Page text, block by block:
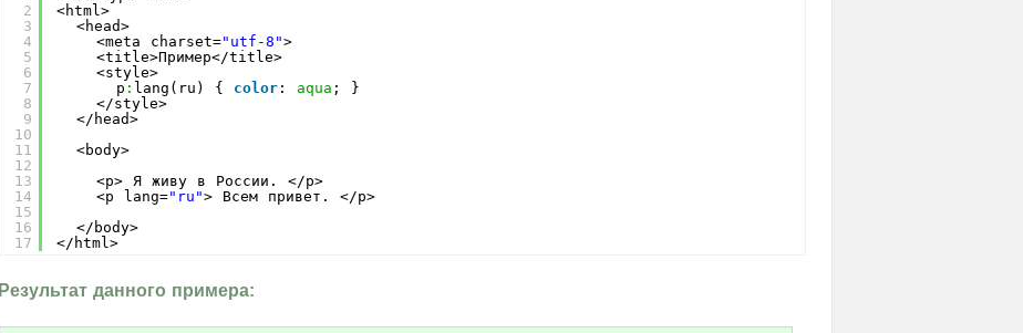
2
3
4
5
6
7
8
9
10
11
12
13
14
15
16
17
<html>
<head>
<meta charset="utf-8">
<title>Пример</title>
<style>
p : lang(ru) { color : aqua ; }
</style>
</head>
<body>
<p> Я живу в России. </p>
<p lang="ru"> Всем привет. </p>
</body>
</html>
Результат данного примера: